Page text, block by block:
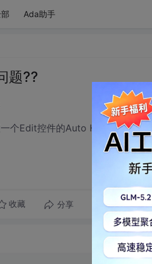
Ada助手
题??
个Edit控件的Auto HScroll属性呀.
收藏 分享 转发到动态